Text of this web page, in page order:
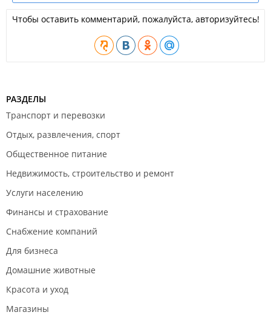
Чтобы оставить комментарий, пожалуйста, авторизуйтесь!
РАЗДЕЛЫ
Транспорт и перевозки
Отдых, развлечения, спорт
Общественное питание
Недвижимость, строительство и ремонт
Услуги населению
Финансы и страхование
Снабжение компаний
Для бизнеса
Домашние животные
Красота и уход
Магазины